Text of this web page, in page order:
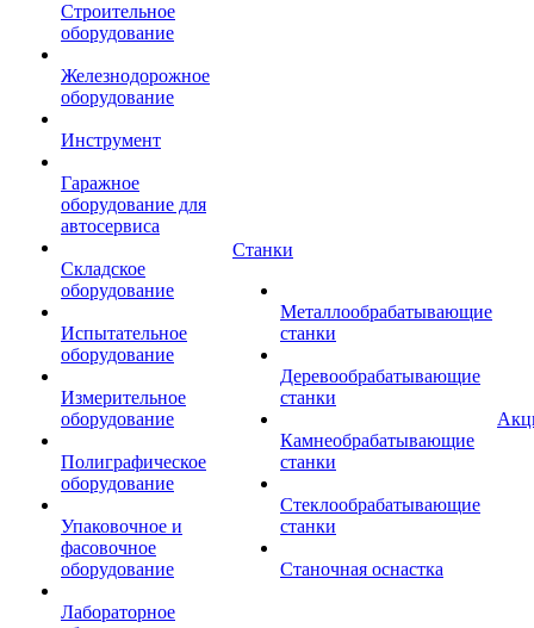
Строительное
оборудование
Железнодорожное
оборудование
Инструмент
Гаражное
оборудование для
автосервиса
Складское
оборудование
Испытательное
оборудование
Измерительное
оборудование
Полиграфическое
оборудование
Упаковочное и
фасовочное
оборудование
Лабораторное
Станки
Металлообрабатывающие
станки
Деревообрабатывающие
станки
Камнеобрабатывающие
станки
Стеклообрабатывающие
станки
Станочная оснастка